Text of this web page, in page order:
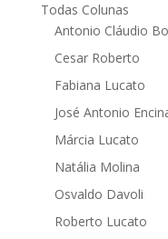
Todas Colunas
Antonio Cláudio
Cesar Roberto
Fabiana Lucato
José Antonio
Márcia Lucato
Natália Molina
Osvaldo Davoli
Roberto Lucato